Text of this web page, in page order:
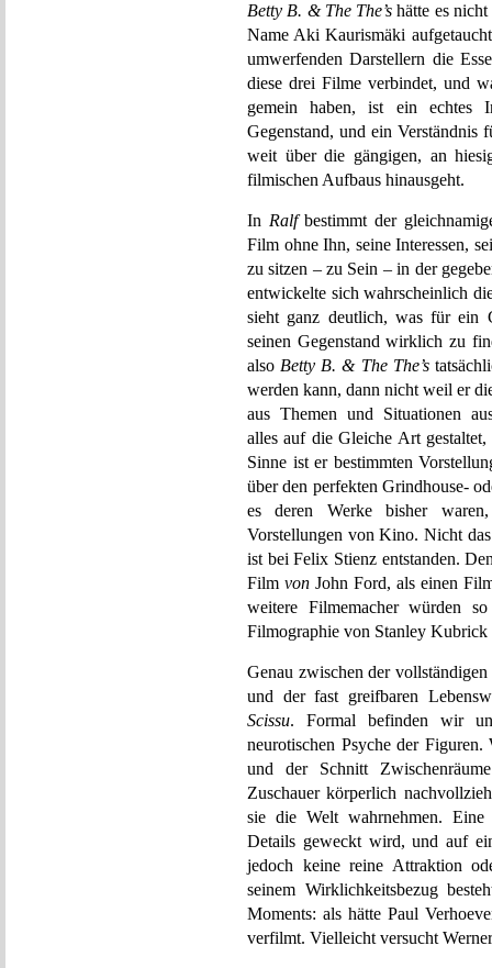
Betty B. & The The’s hätte es
Name Aki Kaurismäki
umwerfenden Darstellern die
diese drei Filme verbindet, und
gemein haben, ist ein echtes
Gegenstand, und ein Verständnis
weit über die gängigen, an
filmischen Aufbaus hinausgeht.
In Ralfbestimmt der
Film ohne Ihn, seine Interessen,
zu sitzen – zu Sein – in der
entwickelte sich wahrscheinlich
sieht ganz deutlich, was für ein
seinen Gegenstand wirklich zu
also Betty B. & The The’s
werden kann, dann nicht weil er
aus Themen und Situationen
alles auf die Gleiche Art
Sinne ist er bestimmten
über den perfekten Grindhouse-
es deren Werke bisher
Vorstellungen von Kino. Nicht
ist bei Felix Stienz entstanden.
Film von John Ford, als einen
weitere Filmemacher würden
Filmographie von Stanley Kubrick
Genau zwischen der
und der fast greifbaren
Scissu. Formal befinden wir
neurotischen Psyche der
und der Schnitt
Zuschauer körperlich
sie die Welt wahrnehmen.
Details geweckt wird, und auf
jedoch keine reine Attraktion
seinem Wirklichkeitsbezug
Moments: als hätte Paul
verfilmt. Vielleicht versucht